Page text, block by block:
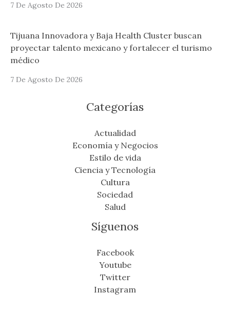
7 De Agosto De 2026
Tijuana Innovadora y Baja Health Cluster buscan
proyectar talento mexicano y fortalecer el turismo
médico
7 De Agosto De 2026
Categorías
Actualidad
Economía y Negocios
Estilo de vida
Ciencia y Tecnología
Cultura
Sociedad
Salud
Síguenos
Facebook
Youtube
Twitter
Instagram